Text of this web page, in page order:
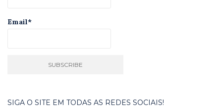
Email*
SIGA O SITE EM TODAS AS REDES SOCIAIS!